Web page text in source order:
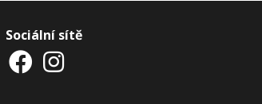
Sociální sítě